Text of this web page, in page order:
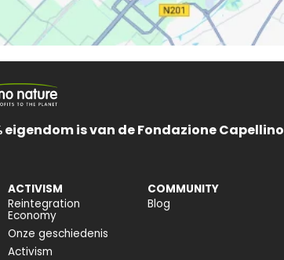
is van de Fondazione Capellino
ACTIVISM
Reintegration
Economy
Onze geschiedenis
Activism
COMMUNITY
Blog